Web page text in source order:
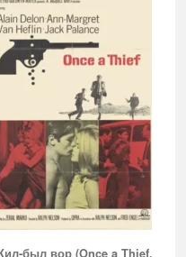
был вор (Once a Thief,